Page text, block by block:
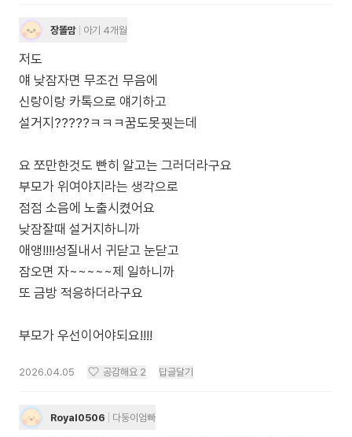
장똘맘 아기 4개월
저도
얘 낮잠자면 무조건 무음에
신랑이랑 카톡으로 얘기하고
설거지?????ㅋㅋㅋ꿈도못꿧는데
요 쪼만한것도 빤히 알고는 그러더라구요
부모가 위여야지라는 생각으로
점점 소음에 노출시켰어요
낮잠잘때 설거지하니까
애앵!!!!성질내서 귀닫고 눈닫고
잠오면 자~~~~~제 일하니까
또 금방 적응하더라구요
부모가 우선이어야되요!!!!
2026.04.05 공감해요 2 답글달기
Royal0506 다둥이엄빠